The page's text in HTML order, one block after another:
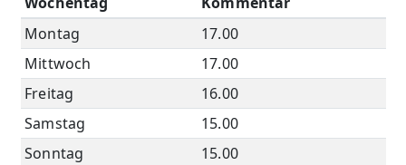
Montag
17.00
Mittwoch
17.00
Freitag
16.00
Samstag
15.00
Sonntag
15.00